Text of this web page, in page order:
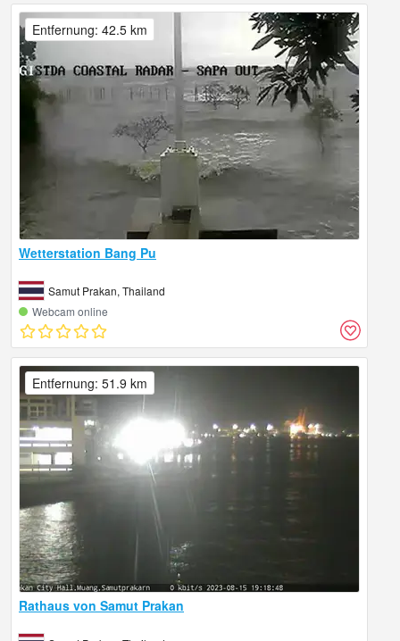
Wetterstation Bang Pu
Samut Prakan, Thailand
Webcam online
Entfernung: 42.5 km
Rathaus von Samut Prakan
Entfernung: 51.9 km